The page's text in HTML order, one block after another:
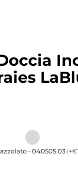
- 040505.03